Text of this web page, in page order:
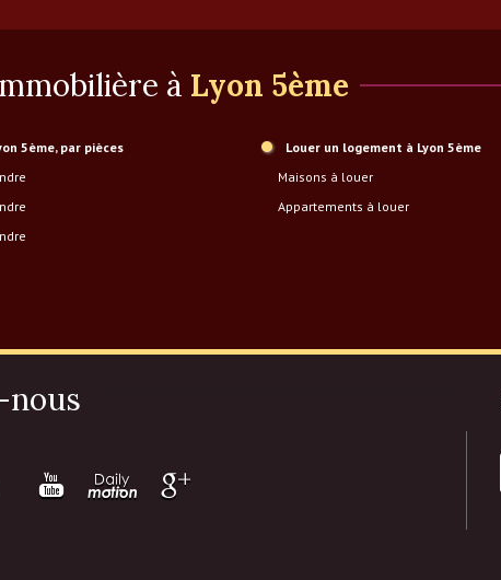
à Lyon 5ème
5ème, par pièces
Louer un logement à Lyon 5ème
Maisons à louer
Appartements à louer
nous